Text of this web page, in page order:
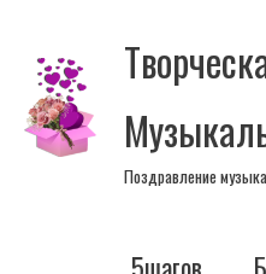
содержимому
Поздравление